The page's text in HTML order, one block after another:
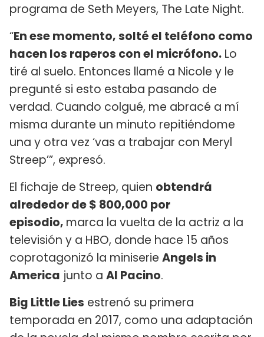
programa de Seth Meyers, The Late Night.
“En ese momento, solté el teléfono como
hacen los raperos con el micrófono. Lo
tiré al suelo. Entonces llamé a Nicole y le
pregunté si esto estaba pasando de
verdad. Cuando colgué, me abracé a mí
misma durante un minuto repitiéndome
una y otra vez ‘vas a trabajar con Meryl
Streep’”, expresó.
El fichaje de Streep, quien obtendrá
alrededor de $ 800,000 por
episodio, marca la vuelta de la actriz a la
televisión y a HBO, donde hace 15 años
coprotagonizó la miniserie Angels in
America junto a Al Pacino.
Big Little Lies estrenó su primera
temporada en 2017, como una adaptación